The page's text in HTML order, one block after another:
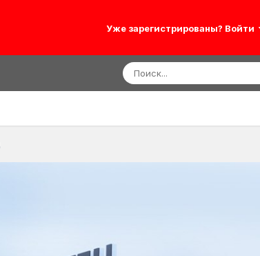
Уже зарегистрированы? Войти